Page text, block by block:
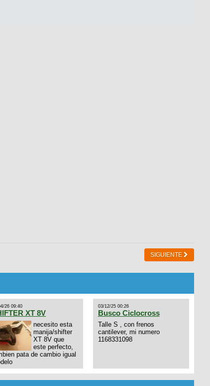
SIGUIENTE
26 09:40
XT 8V
necesito esta
manija/shifter
XT 8V que
este perfecto,
pata de cambio igual
03/12/25 00:26
Busco Ciclocross
Talle S , con frenos
cantilever, mi numero
1168331098